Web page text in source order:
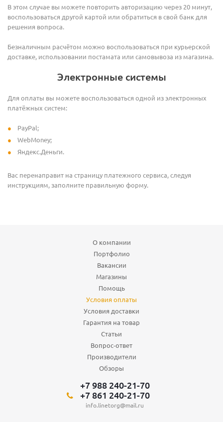
В этом случае вы можете повторить авторизацию через 20 минут,
воспользоваться другой картой или обратиться в свой банк для
решения вопроса.
Безналичным расчётом можно воспользоваться при курьерской
доставке, использовании постамата или самовывоза из магазина.
Электронные системы
Для оплаты вы можете воспользоваться одной из электронных
платёжных систем:
PayPal;
WebMoney;
Яндекс.Деньги.
Вас перенаправит на страницу платежного сервиса, следуя
инструкциям, заполните правильную форму.
О компании
Портфолио
Вакансии
Магазины
Помощь
Условия оплаты
Условия доставки
Гарантия на товар
Статьи
Вопрос-ответ
Производители
Обзоры
+7 988 240-21-70
+7 861 240-21-70
info.linetorg@mail.ru